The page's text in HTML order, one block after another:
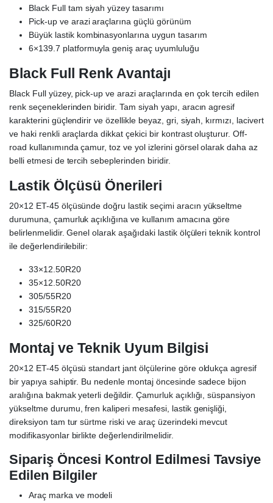
Black Full tam siyah yüzey tasarımı
Pick-up ve arazi araçlarına güçlü görünüm
Büyük lastik kombinasyonlarına uygun tasarım
6×139.7 platformuyla geniş araç uyumluluğu
Black Full Renk Avantajı
Black Full yüzey, pick-up ve arazi araçlarında en çok tercih edilen
renk seçeneklerinden biridir. Tam siyah yapı, aracın agresif
karakterini güçlendirir ve özellikle beyaz, gri, siyah, kırmızı, lacivert
ve haki renkli araçlarda dikkat çekici bir kontrast oluşturur. Off-
road kullanımında çamur, toz ve yol izlerini görsel olarak daha az
belli etmesi de tercih sebeplerinden biridir.
Lastik Ölçüsü Önerileri
20×12 ET-45 ölçüsünde doğru lastik seçimi aracın yükseltme
durumuna, çamurluk açıklığına ve kullanım amacına göre
belirlenmelidir. Genel olarak aşağıdaki lastik ölçüleri teknik kontrol
ile değerlendirilebilir:
33×12.50R20
35×12.50R20
305/55R20
315/55R20
325/60R20
Montaj ve Teknik Uyum Bilgisi
20×12 ET-45 ölçüsü standart jant ölçülerine göre oldukça agresif
bir yapıya sahiptir. Bu nedenle montaj öncesinde sadece bijon
aralığına bakmak yeterli değildir. Çamurluk açıklığı, süspansiyon
yükseltme durumu, fren kaliperi mesafesi, lastik genişliği,
direksiyon tam tur sürtme riski ve araç üzerindeki mevcut
modifikasyonlar birlikte değerlendirilmelidir.
Sipariş Öncesi Kontrol Edilmesi Tavsiye
Edilen Bilgiler
Araç marka ve modeli